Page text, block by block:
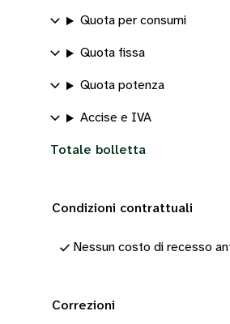
Quota per consumi
Quota fissa
Quota potenza
Accise e IVA
Totale bolletta
Condizioni contrattuali
Nessun costo di recesso
Correzioni